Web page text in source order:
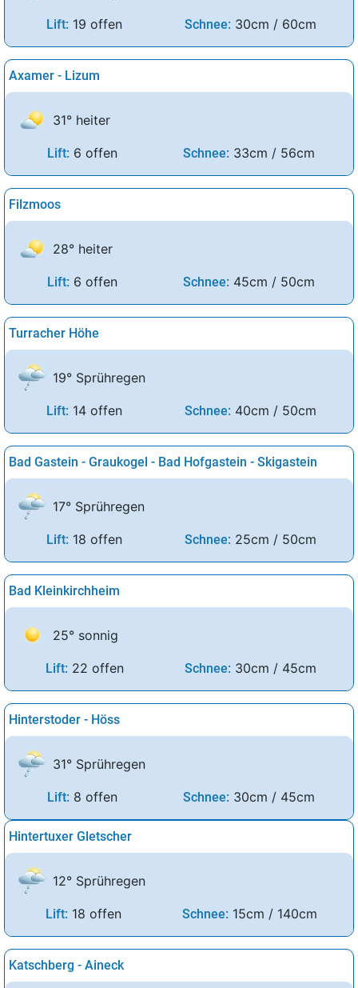
Lift: 19 offen Schnee: 30cm / 60cm
Axamer - Lizum
31° heiter
Lift: 6 offen Schnee: 33cm / 56cm
Filzmoos
28° heiter
Lift: 6 offen Schnee: 45cm / 50cm
Turracher Höhe
19° Sprühregen
Lift: 14 offen Schnee: 40cm / 50cm
Bad Gastein - Graukogel - Bad Hofgastein - Skigastein
17° Sprühregen
Lift: 18 offen Schnee: 25cm / 50cm
Bad Kleinkirchheim
25° sonnig
Lift: 22 offen Schnee: 30cm / 45cm
Hinterstoder - Höss
31° Sprühregen
Lift: 8 offen Schnee: 30cm / 45cm
Hintertuxer Gletscher
12° Sprühregen
Lift: 18 offen Schnee: 15cm / 140cm
Katschberg - Aineck